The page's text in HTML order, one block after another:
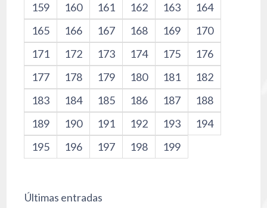
159
160 161 162 163
164
165
166 167 168 169
170
171
172 173 174 175
176
177
178 179 180 181
182
183
184 185 186 187
188
189
190 191 192 193
194
195
196 197 198 199
Últimas entradas